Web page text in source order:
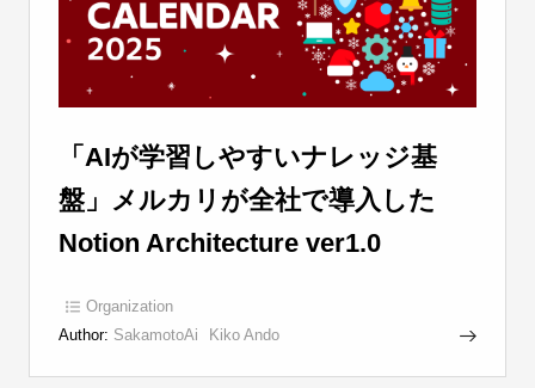
「AIが学習しやすいナレッジ基
盤」メルカリが全社で導入した
Notion Architecture ver1.0
Organization
Author: SakamotoAi Kiko Ando